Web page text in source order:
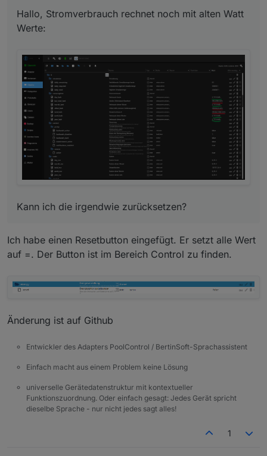
Kann ich die irgendwie zurücksetzen?
Hallo, Stromverbrauch rechnet noch mit alten Watt
Werte:
Kann ich die irgendwie zurücksetzen?
Ich habe einen Resetbutton eingefügt. Er setzt alle Wert
auf =. Der Button ist im Bereich Control zu finden.
Änderung ist auf Github
Entwickler des Adapters PoolControl / BertinSoft-Sprachassistent
Einfach macht aus einem Problem keine Lösung
universelle Gerätedatenstruktur mit kontextueller
Funktionszuordnung. Oder einfach gesagt: Jedes Gerät spricht
dieselbe Sprache - nur nicht jedes sagt alles!
1